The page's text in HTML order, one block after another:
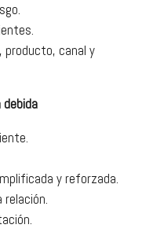
producto, canal y
debida
y reforzada.